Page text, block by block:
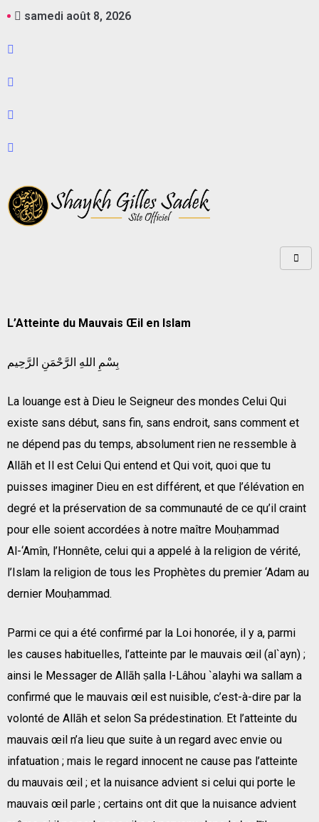
samedi août 8, 2026
L’Atteinte du Mauvais Œil en Islam
بِسْمِ اللهِ الرَّحْمَنِ الرَّحِيم
La louange est à Dieu le Seigneur des mondes Celui Qui
existe sans début, sans fin, sans endroit, sans comment et
ne dépend pas du temps, absolument rien ne ressemble à
Allāh et Il est Celui Qui entend et Qui voit, quoi que tu
puisses imaginer Dieu en est différent, et que l’élévation en
degré et la préservation de sa communauté de ce qu’il craint
pour elle soient accordées à notre maître Mouḥammad
Al-‘Amîn, l’Honnête, celui qui a appelé à la religion de vérité,
l’Islam la religion de tous les Prophètes du premier ‘Adam au
dernier Mouḥammad.
Parmi ce qui a été confirmé par la Loi honorée, il y a, parmi
les causes habituelles, l’atteinte par le mauvais œil (al`ayn) ;
ainsi le Messager de Allāh ṣalla l-Lâhou `alayhi wa sallam a
confirmé que le mauvais œil est nuisible, c’est-à-dire par la
volonté de Allāh et selon Sa prédestination. Et l’atteinte du
mauvais œil n’a lieu que suite à un regard avec envie ou
infatuation ; mais le regard innocent ne cause pas l’atteinte
du mauvais œil ; et la nuisance advient si celui qui porte le
mauvais œil parle ; certains ont dit que la nuisance advient